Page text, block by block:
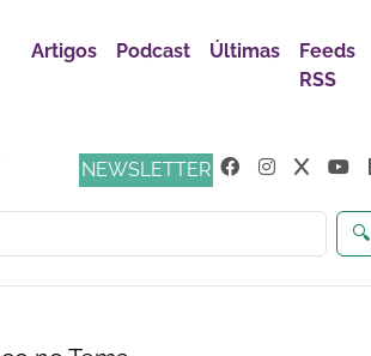
Artigos Podcast Últimas
Feeds
RSS
NEWSLETTER
🔍